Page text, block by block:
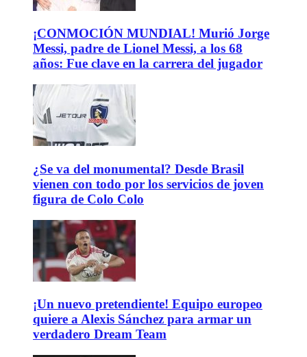
¡CONMOCIÓN MUNDIAL! Murió Jorge
Messi, padre de Lionel Messi, a los 68
años: Fue clave en la carrera del jugador
¿Se va del monumental? Desde Brasil
vienen con todo por los servicios de joven
figura de Colo Colo
¡Un nuevo pretendiente! Equipo europeo
quiere a Alexis Sánchez para armar un
verdadero Dream Team